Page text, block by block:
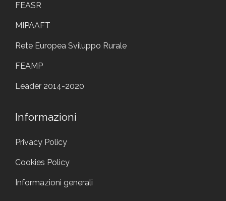
FEASR
MIPAAFT
Rete Europea Sviluppo Rurale
FEAMP
Leader 2014-2020
Informazioni
Privacy Policy
Cookies Policy
Informazioni generali